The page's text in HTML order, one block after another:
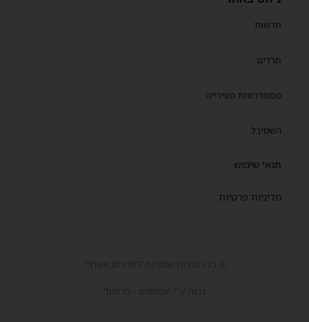
חדשות
חרדים
ממסדרונות העירייה
השטיבל
תנאי שימוש
מדיניות פרטיות
© כל הזכויות שמורות ל'חרדים אשדוד'
נבנה ע"י 'אמפסיס - פרסום'